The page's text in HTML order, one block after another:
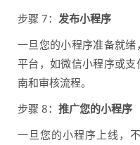
步骤 7： 发布小程序
一旦您的小程序准备就
平台，如微信小程序或
南和审核流程。
步骤 8： 推广您的小程序
一旦您的小程序上线，